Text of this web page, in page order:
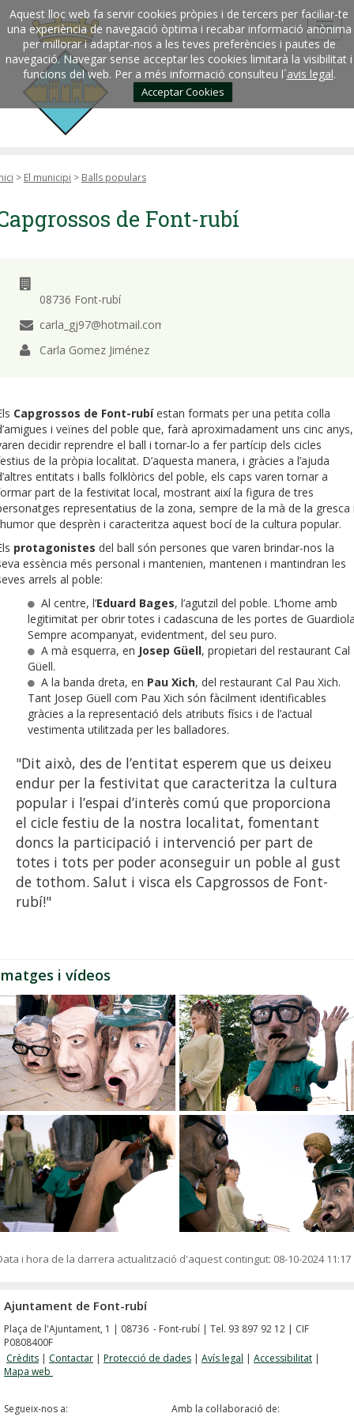
Aquest lloc web fa servir cookies pròpies i de tercers per faciliar-te
una experiència de navegació òptima i recabar informació anònima
per millorar i adaptar-nos a les teves preferències i pautes de
navegació. Navegar sense acceptar les cookies limitarà la visibilitat i
funcions del web. Per a més informació consulteu l´avis legal.
Acceptar Cookies
> El municipi > Balls populars
de Font-rubí
08736 Font-rubí
carla_gj97@hotmail.com
Carla Gomez Jiménez
Capgrossos de Font-rubíestan formats per una petita colla
i veïnes del poble que, farà aproximadament uns cinc anys,
decidir reprendre el ball i tornar-lo a fer partícip dels cicles
de la pròpia localitat. D’aquesta manera, i gràcies a l’ajuda
entitats i balls folklòrics del poble, els caps varen tornar a
part de la festivitat local, mostrant així la figura de tres
representatius de la zona, sempre de la mà de la gresca
que desprèn i caracteritza aquest bocí de la cultura popular.
protagonistes del ball són persones que varen brindar-nos la
essència més personal i mantenien, mantenen i mantindran les
arrels al poble:
Al centre, l’Eduard Bages, l’agutzil del poble. L’home amb
legitimitat per obrir totes i cadascuna de les portes de
Sempre acompanyat, evidentment, del seu puro.
A mà esquerra, en Josep Güell, propietari del restaurant Cal
Güell.
A la banda dreta, en Pau Xich, del restaurant Cal Pau Xich.
Tant Josep Güell com Pau Xich són fàcilment identificables
gràcies a la representació dels atributs físics i de l’actual
vestimenta utilitzada per les balladores.
"Dit això, des de l’entitat esperem que us deixeu
endur per la festivitat que caracteritza la cultura
popular i l’espai d’interès comú que proporciona
el cicle festiu de la nostra localitat, fomentant
doncs la participació i intervenció per part de
totes i tots per poder aconseguir un poble al gust
de tothom. Salut i visca els Capgrossos de Font-
rubí!"
i vídeos
i hora de la darrera actualització d'aquest contingut: 08-10-2024 11:17
Ajuntament de Font-rubí
Plaça de l'Ajuntament, 1 | 08736 - Font-rubí | Tel. 93 897 92 12 | CIF
P0808400F
Crèdits | Contactar | Protecció de dades | Avís legal | Accessibilitat |
Mapa web
Segueix-nos a: Amb la col·laboració de: